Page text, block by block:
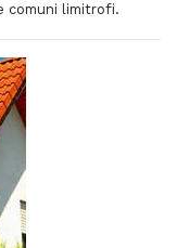
comuni limitrofi.